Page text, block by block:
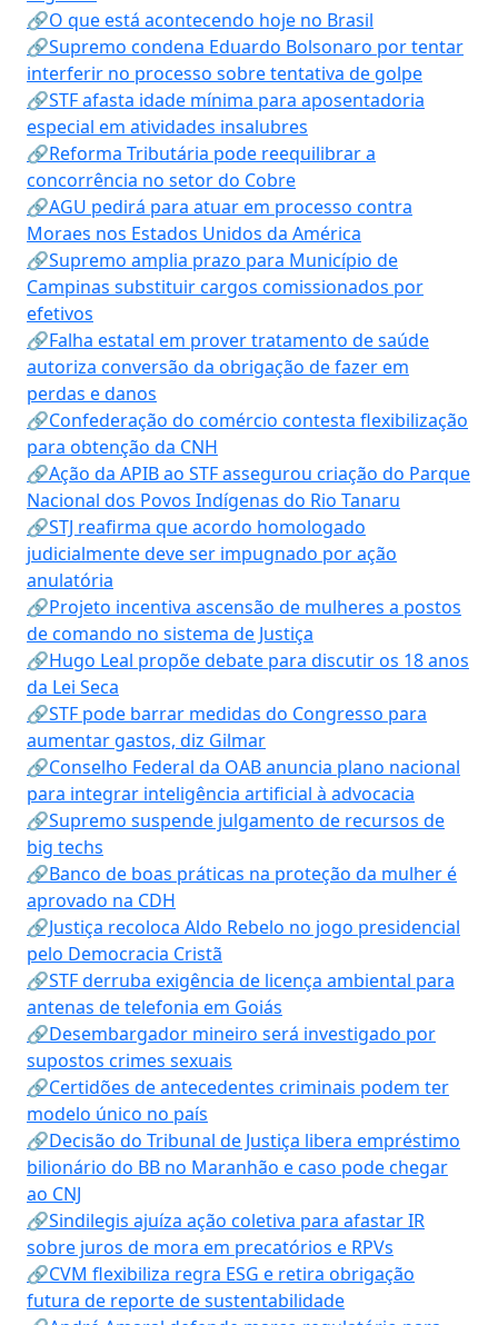
🔗O que está acontecendo hoje no Brasil
🔗Supremo condena Eduardo Bolsonaro por tentar
interferir no processo sobre tentativa de golpe
🔗STF afasta idade mínima para aposentadoria
especial em atividades insalubres
🔗Reforma Tributária pode reequilibrar a
concorrência no setor do Cobre
🔗AGU pedirá para atuar em processo contra
Moraes nos Estados Unidos da América
🔗Supremo amplia prazo para Município de
Campinas substituir cargos comissionados por
efetivos
🔗Falha estatal em prover tratamento de saúde
autoriza conversão da obrigação de fazer em
perdas e danos
🔗Confederação do comércio contesta flexibilização
para obtenção da CNH
🔗Ação da APIB ao STF assegurou criação do Parque
Nacional dos Povos Indígenas do Rio Tanaru
🔗STJ reafirma que acordo homologado
judicialmente deve ser impugnado por ação
anulatória
🔗Projeto incentiva ascensão de mulheres a postos
de comando no sistema de Justiça
🔗Hugo Leal propõe debate para discutir os 18 anos
da Lei Seca
🔗STF pode barrar medidas do Congresso para
aumentar gastos, diz Gilmar
🔗Conselho Federal da OAB anuncia plano nacional
para integrar inteligência artificial à advocacia
🔗Supremo suspende julgamento de recursos de
big techs
🔗Banco de boas práticas na proteção da mulher é
aprovado na CDH
🔗Justiça recoloca Aldo Rebelo no jogo presidencial
pelo Democracia Cristã
🔗STF derruba exigência de licença ambiental para
antenas de telefonia em Goiás
🔗Desembargador mineiro será investigado por
supostos crimes sexuais
🔗Certidões de antecedentes criminais podem ter
modelo único no país
🔗Decisão do Tribunal de Justiça libera empréstimo
bilionário do BB no Maranhão e caso pode chegar
ao CNJ
🔗Sindilegis ajuíza ação coletiva para afastar IR
sobre juros de mora em precatórios e RPVs
🔗CVM flexibiliza regra ESG e retira obrigação
futura de reporte de sustentabilidade